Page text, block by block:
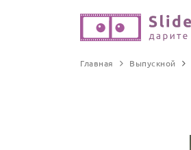
Главная Выпускной